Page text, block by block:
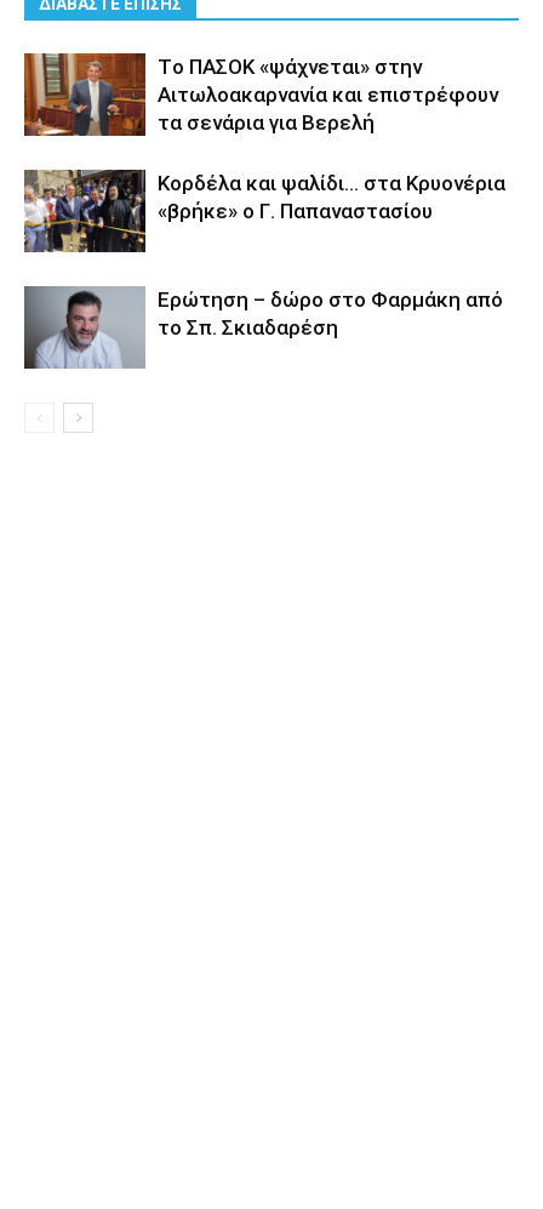
Tο ΠΑΣΟΚ «ψάχνεται» στην
Αιτωλοακαρνανία και επιστρέφουν
τα σενάρια για Βερελή
Κορδέλα και ψαλίδι… στα Κρυονέρια
«βρήκε» ο Γ. Παπαναστασίου
Eρώτηση – δώρο στο Φαρμάκη από
το Σπ. Σκιαδαρέση